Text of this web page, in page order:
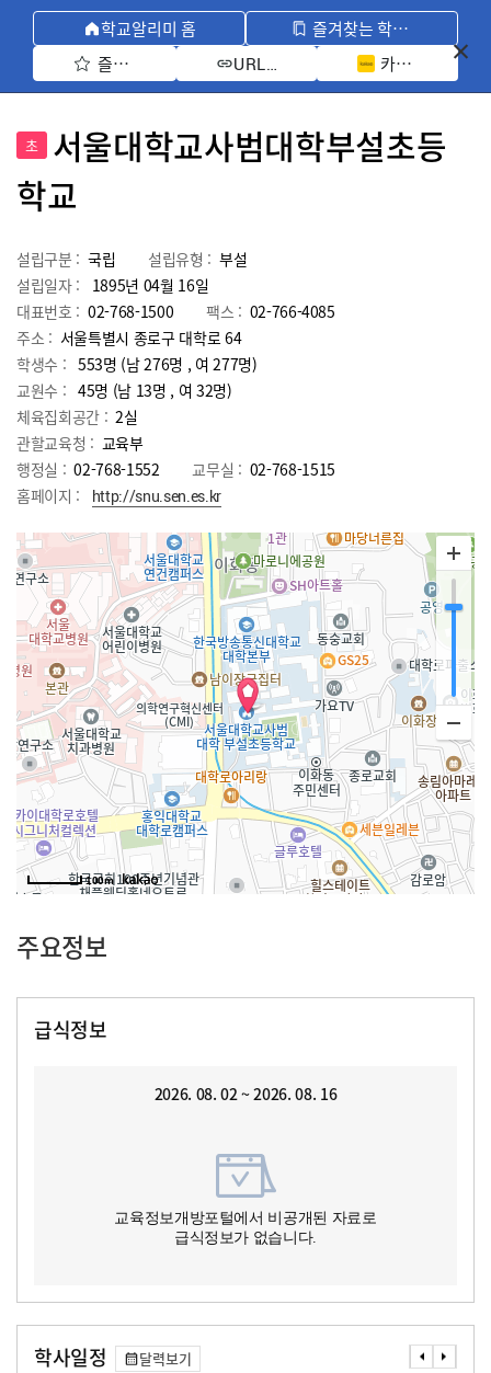
학교알리미 홈
즐겨찾는 학교 모아보기
즐겨찾기 선택
URL 복사 카카오톡 공유
초
서울대학교사범대학부설초등
학교
설립구분 : 국립 설립유형 : 부설
설립일자 :
1895년 04월 16일
대표번호 : 02-768-1500 팩스 : 02-766-4085
주소 : 서울특별시 종로구 대학로 64
학생수 : 553명 (남 276명 , 여 277명)
교원수 : 45명 (남 13명 , 여 32명)
체육집회공간 : 2실
관할교육청 : 교육부
행정실 : 02-768-1552 교무실 : 02-768-1515
홈페이지 :
http://snu.sen.es.kr
100m
주요정보
급식정보
2026. 08. 02 ~ 2026. 08. 16
교육정보개방포털에서 비공개된 자료로
급식정보가 없습니다.
학사일정 달력보기